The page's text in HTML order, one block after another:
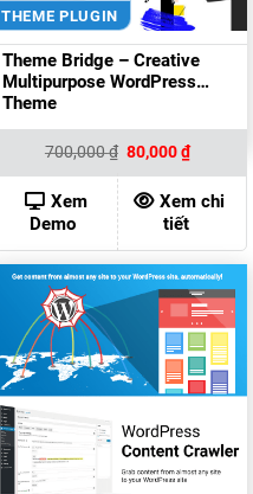
THEME PLUGIN
Theme Bridge – Creative
Multipurpose WordPress
Theme
700,000₫ Giá
gốc
là:
700,000 ₫.
80,000₫Giá
hiện
tại
là:
80,000
Xem
Demo
Xem chi
tiết